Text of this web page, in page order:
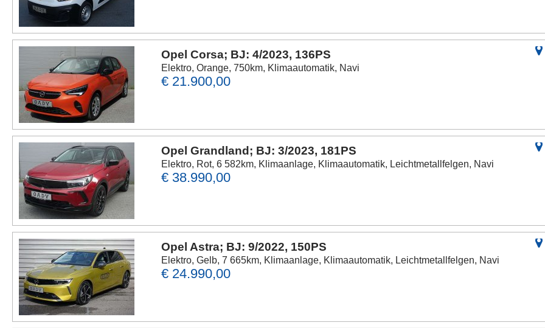
Opel Corsa; BJ: 4/2023, 136PS
Elektro, Orange, 750km, Klimaautomatik, Navi
€ 21.900,00
Opel Grandland; BJ: 3/2023, 181PS
Elektro, Rot, 6 582km, Klimaanlage, Klimaautomatik, Leichtmetallfelgen, Navi
€ 38.990,00
Opel Astra; BJ: 9/2022, 150PS
Elektro, Gelb, 7 665km, Klimaanlage, Klimaautomatik, Leichtmetallfelgen, Navi
€ 24.990,00